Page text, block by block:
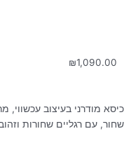
₪1,090.00
כיסא מודרני בעיצוב עכשווי,
שחור, עם רגליים שחורות